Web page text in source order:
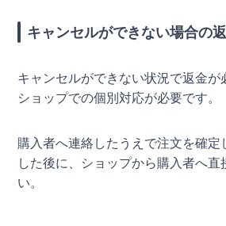
キャンセルができない場合の
キャンセルができない状況で返金が
ショップでの個別対応が必要です。
購入者へ連絡したうえで注文を確定
した後に、ショップから購入者へ直
い。